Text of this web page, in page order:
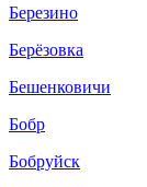
Березино
Берёзовка
Бешенковичи
Бобр
Бобруйск